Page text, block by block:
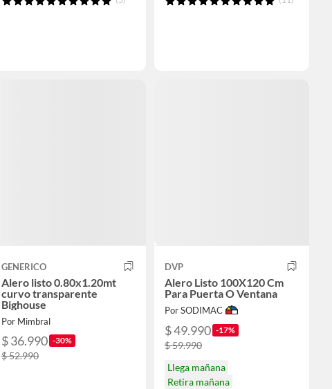
GENERICO
Alero listo 0.80x1.20mt
curvo transparente
Bighouse
Por Mimbral
$ 36.990 -30%
$ 52.990
DVP
Alero Listo 100X120 Cm
Para Puerta O Ventana
Por SODIMAC
$ 49.990 -17%
$ 59.990
Llega mañana
Retira mañana